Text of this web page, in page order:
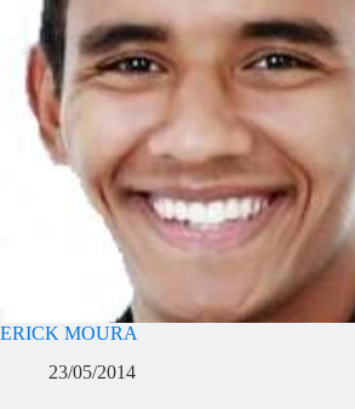
ERICK MOURA
23/05/2014